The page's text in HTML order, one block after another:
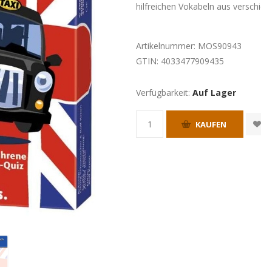
hilfreichen Vokabeln aus
Artikelnummer: MOS90943
GTIN: 4033477909435
Verfügbarkeit: Auf Lager
KAUFEN